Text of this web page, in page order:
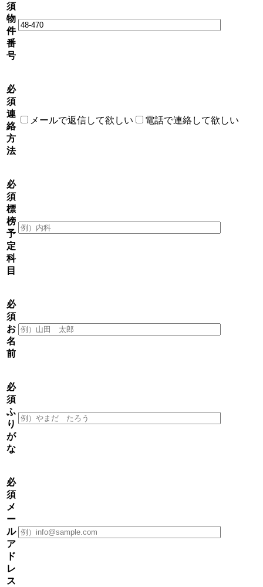
須
物
件
番
号
必
須
連
絡
方
法
メールで返信して欲しい 電話で連絡して欲しい
必
須
標
榜
予
定
科
目
必
須
お
名
前
必
須
ふ
り
が
な
必
須
メ
ー
ル
ア
ド
レ
ス